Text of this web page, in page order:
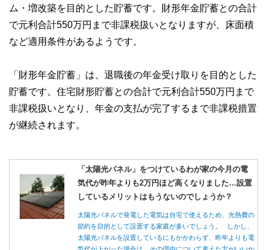
ム・増改築を目的とした貯蓄です。財形年金貯蓄との合計
で元利合計550万円まで非課税扱いとなりますが、床面積
など適用条件があるようです。
「財形年金貯蓄」は、退職後の年金受け取りを目的とした
貯蓄です。住宅財形貯蓄との合計で元利合計550万円まで
非課税扱いとなり、年金の支払が完了するまで非課税措置
が継続されます。
「太陽光パネル」をつけているわが家の今月の電
気代が昨年よりも2万円ほど高くなりました…設置
しているメリットはもうないのでしょうか？
太陽光パネルで発電した電気は自宅で使えるため、光熱費の
節約を目的として設置する家庭が多いでしょう。 しかし、
太陽光パネルを設置しているにもかかわらず、昨年よりも電